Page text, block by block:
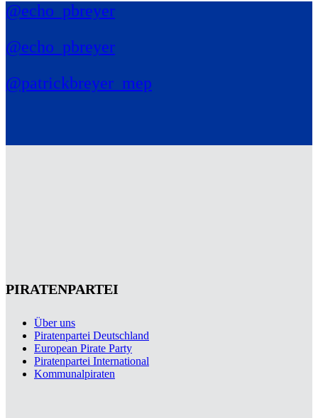
@echo_pbreyer
@echo_pbreyer
@patrickbreyer_mep
PIRATENPARTEI
Über uns
Piratenpartei Deutschland
European Pirate Party
Piratenpartei International
Kommunalpiraten